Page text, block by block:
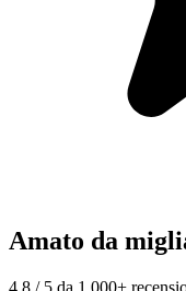
Amato da
4.8 / 5 da 1.000+